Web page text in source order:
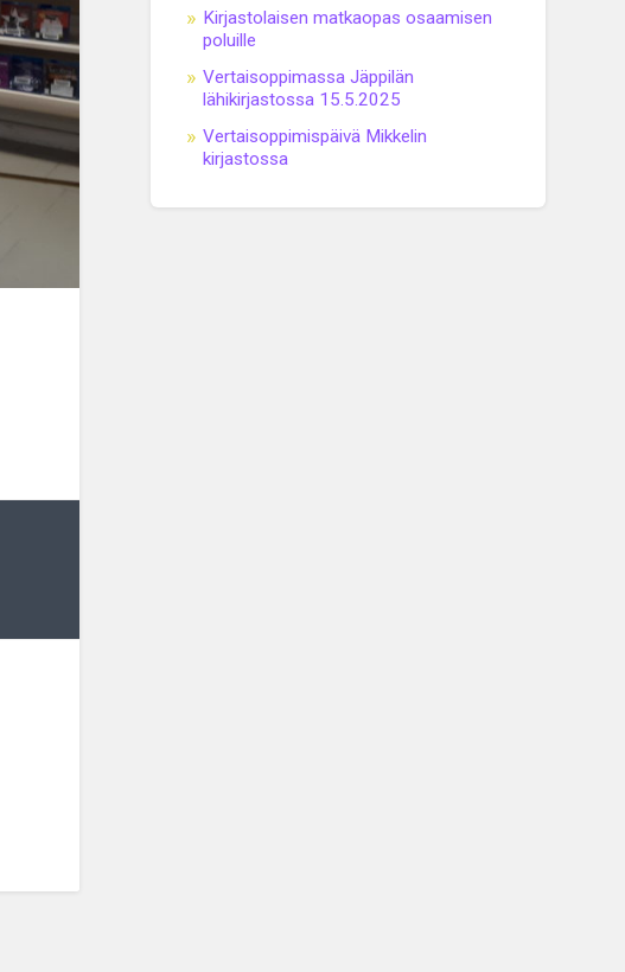
Kirjastolaisen matkaopas osaamisen
poluille
Vertaisoppimassa Jäppilän
lähikirjastossa 15.5.2025
Vertaisoppimispäivä Mikkelin
kirjastossa